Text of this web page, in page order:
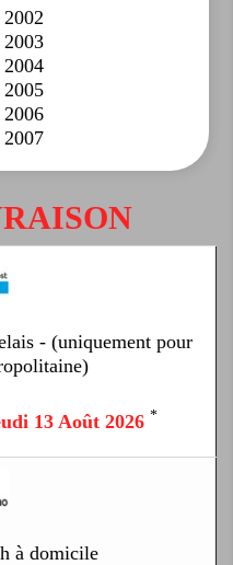
- (uniquement pour
13 Août 2026 *
à domicile